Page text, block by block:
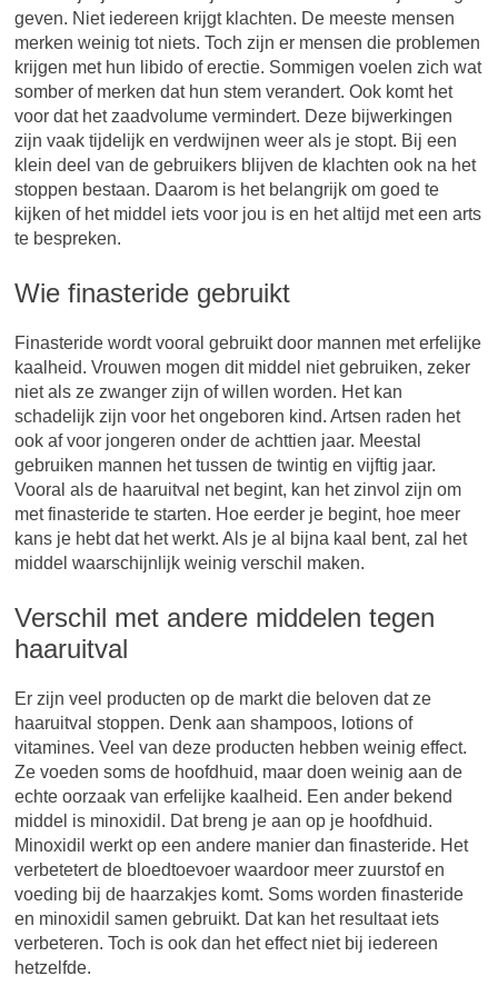
geven. Niet iedereen krijgt klachten. De meeste mensen
merken weinig tot niets. Toch zijn er mensen die problemen
krijgen met hun libido of erectie. Sommigen voelen zich wat
somber of merken dat hun stem verandert. Ook komt het
voor dat het zaadvolume vermindert. Deze bijwerkingen
zijn vaak tijdelijk en verdwijnen weer als je stopt. Bij een
klein deel van de gebruikers blijven de klachten ook na het
stoppen bestaan. Daarom is het belangrijk om goed te
kijken of het middel iets voor jou is en het altijd met een arts
te bespreken.
Wie finasteride gebruikt
Finasteride wordt vooral gebruikt door mannen met erfelijke
kaalheid. Vrouwen mogen dit middel niet gebruiken, zeker
niet als ze zwanger zijn of willen worden. Het kan
schadelijk zijn voor het ongeboren kind. Artsen raden het
ook af voor jongeren onder de achttien jaar. Meestal
gebruiken mannen het tussen de twintig en vijftig jaar.
Vooral als de haaruitval net begint, kan het zinvol zijn om
met finasteride te starten. Hoe eerder je begint, hoe meer
kans je hebt dat het werkt. Als je al bijna kaal bent, zal het
middel waarschijnlijk weinig verschil maken.
Verschil met andere middelen tegen
haaruitval
Er zijn veel producten op de markt die beloven dat ze
haaruitval stoppen. Denk aan shampoos, lotions of
vitamines. Veel van deze producten hebben weinig effect.
Ze voeden soms de hoofdhuid, maar doen weinig aan de
echte oorzaak van erfelijke kaalheid. Een ander bekend
middel is minoxidil. Dat breng je aan op je hoofdhuid.
Minoxidil werkt op een andere manier dan finasteride. Het
verbetetert de bloedtoevoer waardoor meer zuurstof en
voeding bij de haarzakjes komt. Soms worden finasteride
en minoxidil samen gebruikt. Dat kan het resultaat iets
verbeteren. Toch is ook dan het effect niet bij iedereen
hetzelfde.